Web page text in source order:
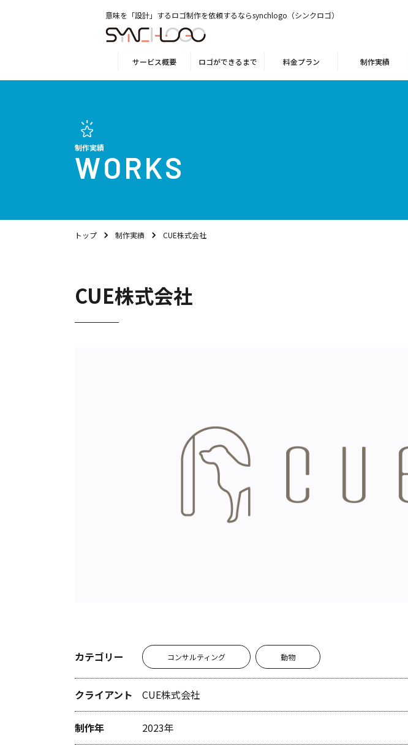
意味を「設計」するロゴ制作を依頼するならsynchlogo（シンクロゴ）
サービス概要 ロゴができるまで 料金プラン 制作実績
制作実績
WORKS
トップ 制作実績 CUE株式会社
CUE株式会社
カテゴリー コンサルティング 動物
クライアント CUE株式会社
制作年 2023年